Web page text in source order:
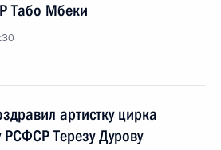
Табо Мбеки
артистку цирка
РСФСР Терезу Дурову